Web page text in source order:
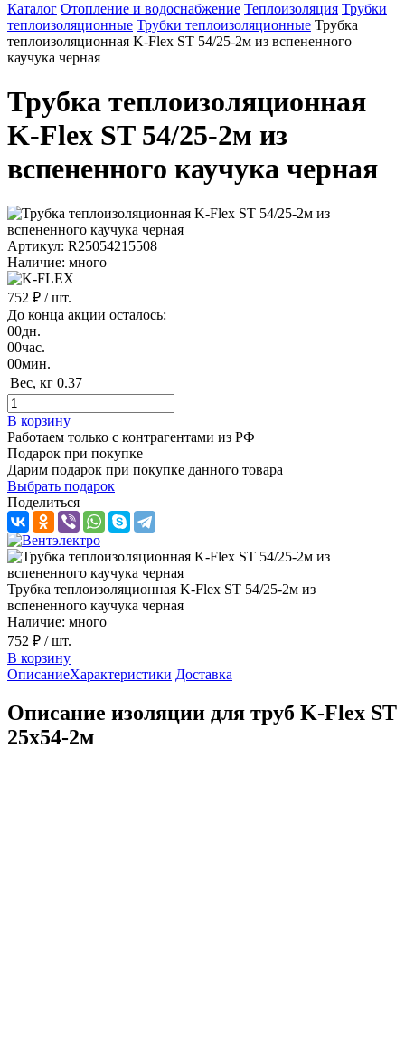
Каталог Отопление и водоснабжение Теплоизоляция Трубки
теплоизоляционные Трубки теплоизоляционные Трубка
теплоизоляционная K-Flex ST 54/25-2м из вспененного
каучука черная
Трубка теплоизоляционная
K-Flex ST 54/25-2м из
вспененного каучука черная
Артикул: R25054215508
Наличие: много
752 ₽ / шт.
До конца акции осталось:
00дн.
00час.
00мин.
Вес, кг 0.37
В корзину
Работаем только с контрагентами из РФ
Подарок при покупке
Дарим подарок при покупке данного товара
Выбрать подарок
Поделиться
Трубка теплоизоляционная K-Flex ST 54/25-2м из
вспененного каучука черная
Наличие: много
752 ₽ / шт.
В корзину
ОписаниеХарактеристики Доставка
Описание изоляции для труб K-Flex ST
25х54-2м